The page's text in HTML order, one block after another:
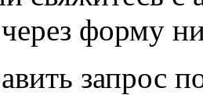
форму
запрос